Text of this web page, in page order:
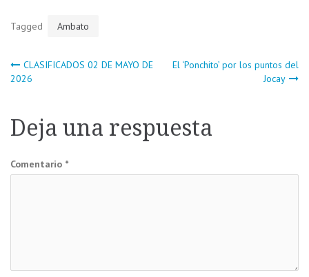
Tagged Ambato
Navegación
entradas
CLASIFICADOS 02 DE MAYO DE
2026
El ‘Ponchito’ por los puntos del
Jocay
Deja una respuesta
Comentario *